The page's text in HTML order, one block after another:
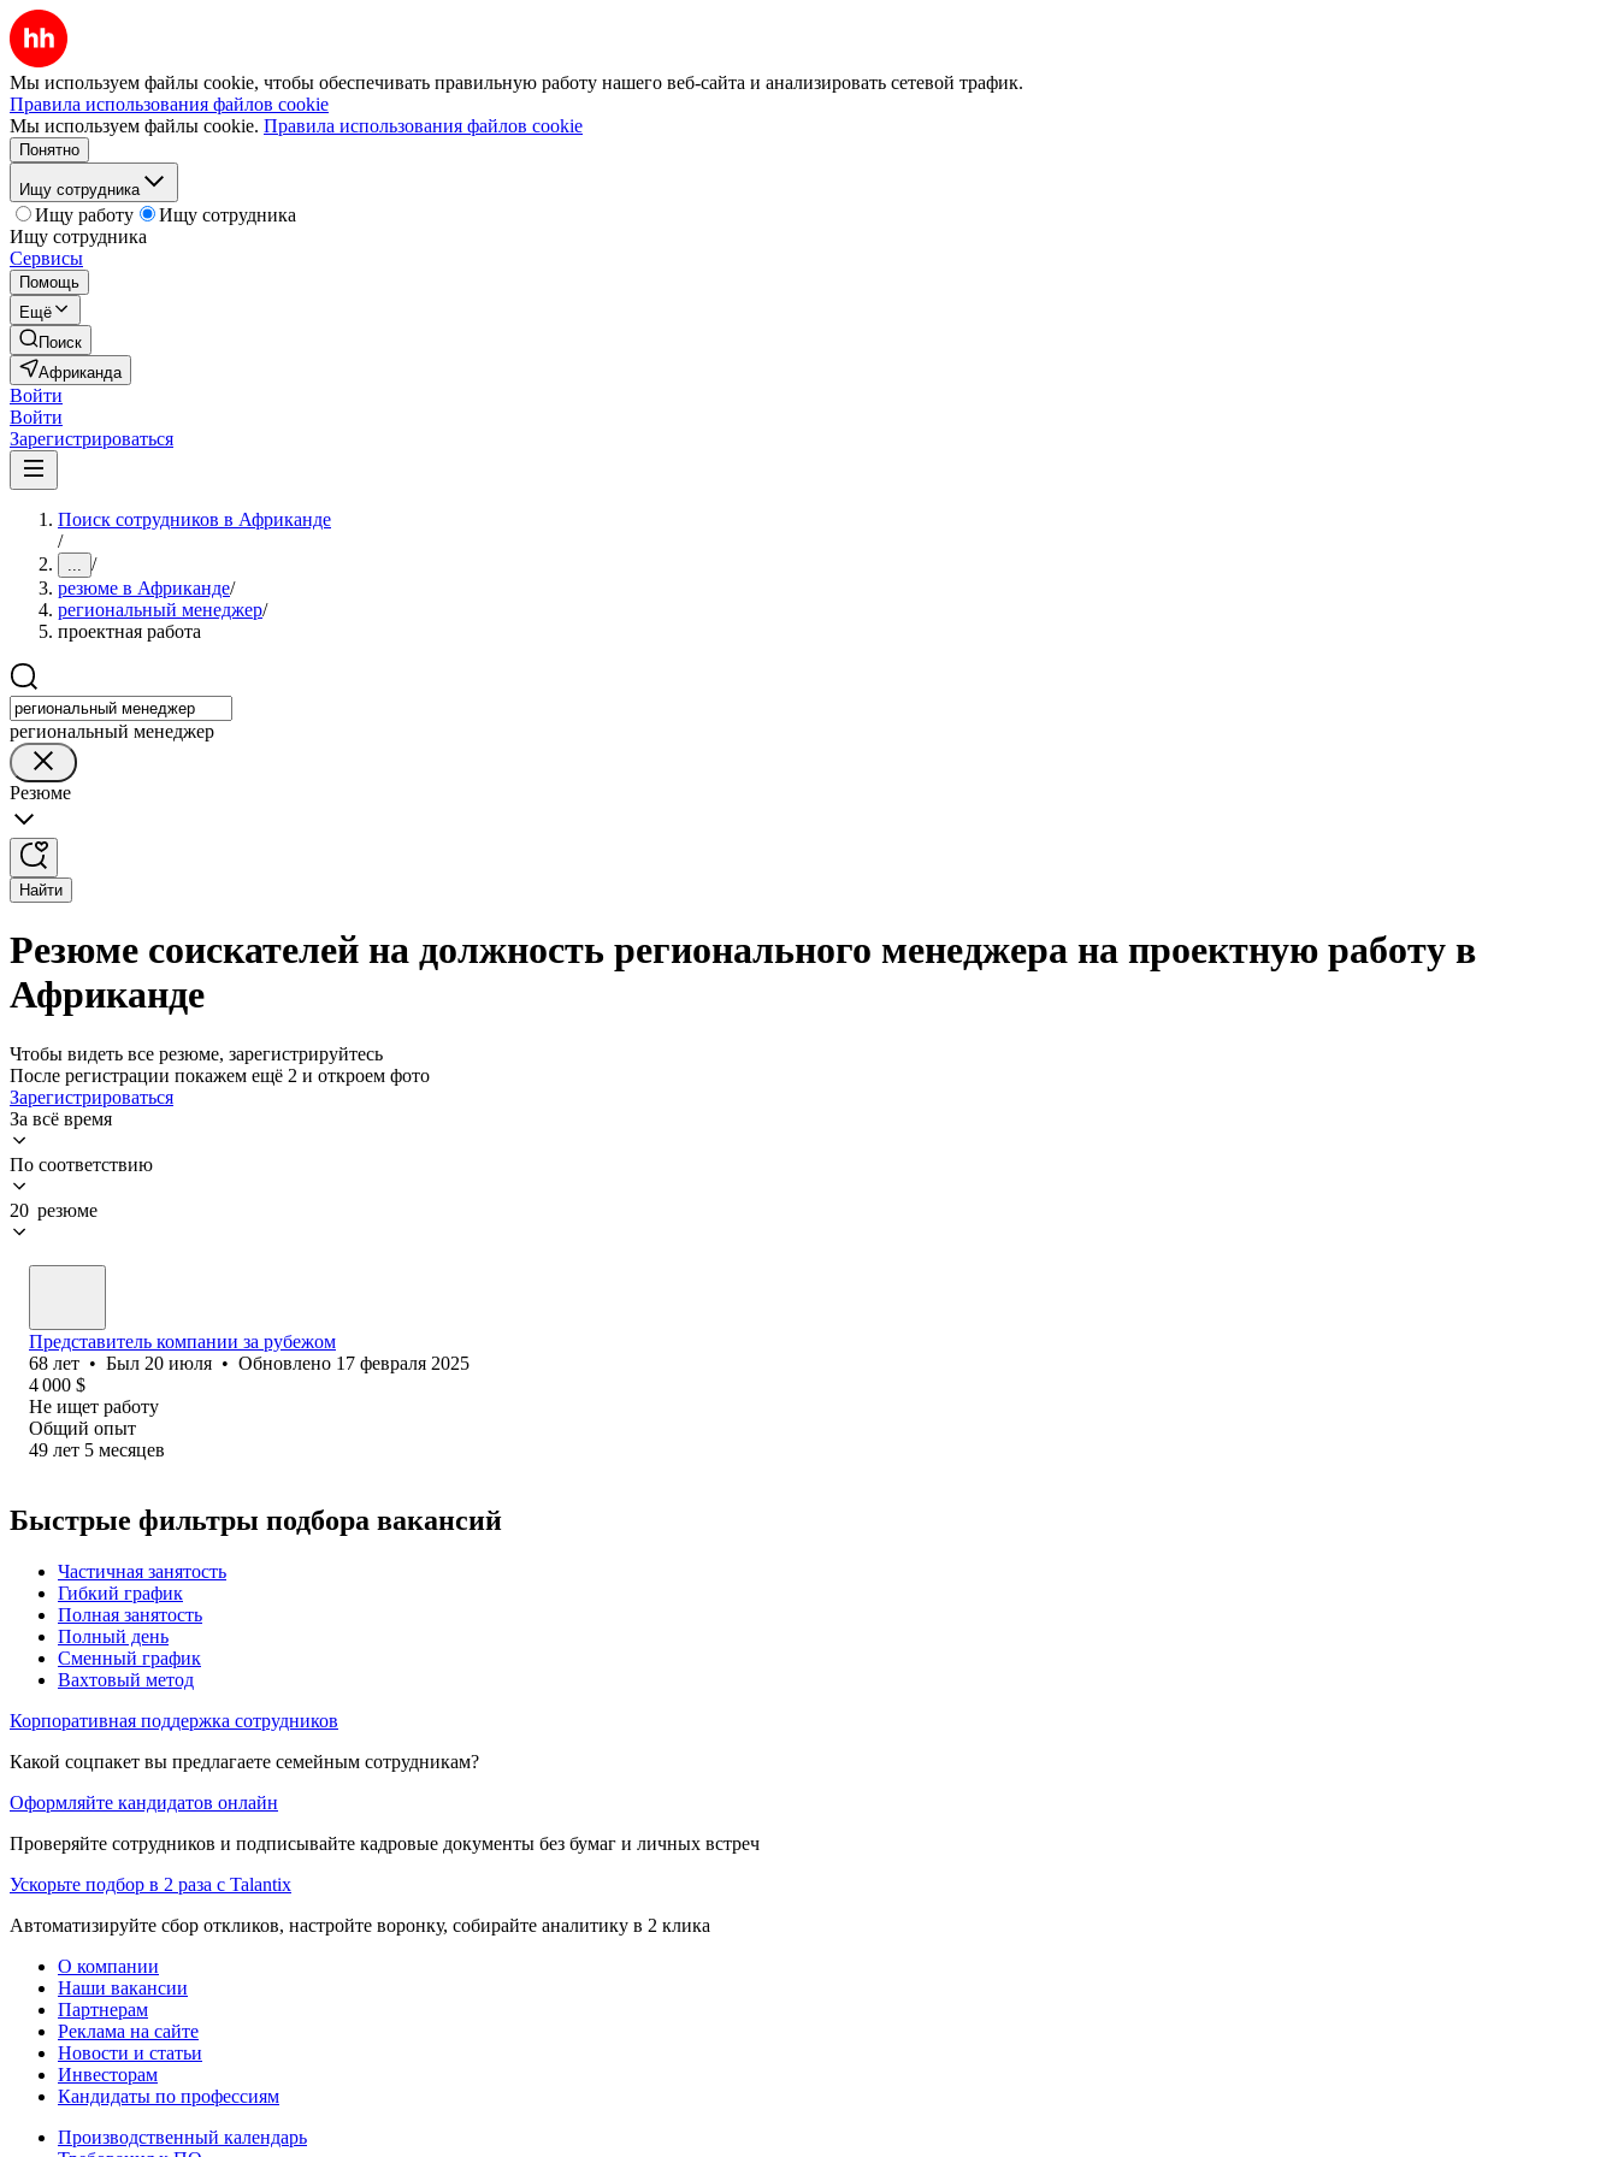
Мы используем файлы cookie, чтобы обеспечивать правильную работу нашего веб-сайта и анализировать сетевой трафик.
Правила использования файлов cookie
Мы используем файлы cookie. Правила использования файлов cookie
Понятно
Ищу сотрудника
Ищу работу
Ищу сотрудника
Ищу сотрудника
Сервисы
Помощь
Ещё
Поиск
Африканда
Войти
Войти
Зарегистрироваться
Поиск сотрудников в Африканде
/
... /
резюме в Африканде/
региональный менеджер/
проектная работа
региональный менеджер
Резюме
Найти
Резюме соискателей на должность регионального менеджера на проектную работу в
Африканде
Чтобы видеть все резюме, зарегистрируйтесь
После регистрации покажем ещё 2 и откроем фото
Зарегистрироваться
За всё время
По соответствию
20 резюме
Представитель компании за рубежом
68 лет • Был 20 июля • Обновлено 17 февраля 2025
4 000 $
Не ищет работу
Общий опыт
49 лет 5 месяцев
Быстрые фильтры подбора вакансий
Частичная занятость
Гибкий график
Полная занятость
Полный день
Сменный график
Вахтовый метод
Корпоративная поддержка сотрудников
Какой соцпакет вы предлагаете семейным сотрудникам?
Оформляйте кандидатов онлайн
Проверяйте сотрудников и подписывайте кадровые документы без бумаг и личных встреч
Ускорьте подбор в 2 раза с Talantix
Автоматизируйте сбор откликов, настройте воронку, собирайте аналитику в 2 клика
О компании
Наши вакансии
Партнерам
Реклама на сайте
Новости и статьи
Инвесторам
Кандидаты по профессиям
Производственный календарь